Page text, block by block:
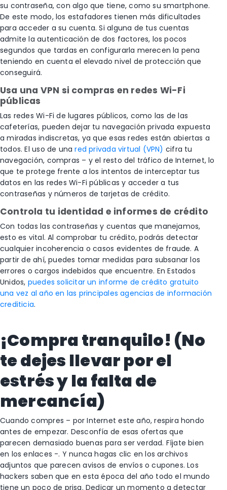
su contraseña, con algo que tiene, como su smartphone.
De este modo, los estafadores tienen más dificultades
para acceder a su cuenta. Si alguna de tus cuentas
admite la autenticación de dos factores, los pocos
segundos que tardas en configurarla merecen la pena
teniendo en cuenta el elevado nivel de protección que
conseguirá.
Usa una VPN si compras en redes Wi-Fi
públicas
Las redes Wi-Fi de lugares públicos, como las de las
cafeterías, pueden dejar tu navegación privada expuesta
a miradas indiscretas, ya que esas redes están abiertas a
todos. El uso de unared privada virtual (VPN) cifra tu
navegación, compras – y el resto del tráfico de Internet, lo
que te protege frente a los intentos de interceptar tus
datos en las redes Wi-Fi públicas y acceder a tus
contraseñas y números de tarjetas de crédito.
Controla tu identidad e informes de crédito
Con todas las contraseñas y cuentas que manejamos,
esto es vital. Al comprobar tu crédito, podrás detectar
cualquier incoherencia o casos evidentes de fraude. A
partir de ahí, puedes tomar medidas para subsanar los
errores o cargos indebidos que encuentre. En Estados
Unidos, puedes solicitar un informe de crédito gratuito
una vez al año en las principales agencias de información
crediticia.
¡Compra tranquilo! (No
te dejes llevar por el
estrés y la falta de
mercancía)
Cuando compres – por Internet este año, respira hondo
antes de empezar. Desconfía de esas ofertas que
parecen demasiado buenas para ser verdad. Fíjate bien
en los enlaces -. Y nunca hagas clic en los archivos
adjuntos que parecen avisos de envíos o cupones. Los
hackers saben que en esta época del año todo el mundo
tiene un poco de prisa. Dedicar un momento a detectar